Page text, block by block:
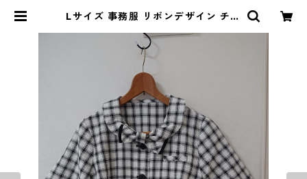
Lサイズ 事務服 リボンデザイン チェ
81◆ | DOLUCK PRODUCE